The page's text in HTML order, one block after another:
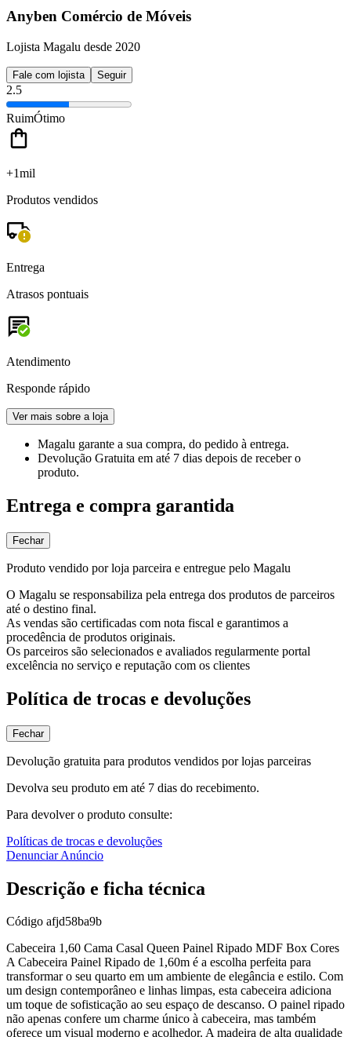
Anyben Comércio de Móveis
Lojista Magalu desde 2020
Fale com lojista Seguir
2.5
RuimÓtimo
+1mil
Produtos vendidos
Entrega
Atrasos pontuais
Atendimento
Responde rápido
Ver mais sobre a loja
Magalu garante a sua compra, do pedido à entrega.
Devolução Gratuita em até 7 dias depois de receber o
produto.
Entrega e compra garantida
Fechar
Produto vendido por loja parceira e entregue pelo Magalu
O Magalu se responsabiliza pela entrega dos produtos de parceiros
até o destino final.
As vendas são certificadas com nota fiscal e garantimos a
procedência de produtos originais.
Os parceiros são selecionados e avaliados regularmente portal
excelência no serviço e reputação com os clientes
Política de trocas e devoluções
Fechar
Devolução gratuita para produtos vendidos por lojas parceiras
Devolva seu produto em até 7 dias do recebimento.
Para devolver o produto consulte:
Políticas de trocas e devoluções
Denunciar Anúncio
Descrição e ficha técnica
Código afjd58ba9b
Cabeceira 1,60 Cama Casal Queen Painel Ripado MDF Box Cores
A Cabeceira Painel Ripado de 1,60m é a escolha perfeita para
transformar o seu quarto em um ambiente de elegância e estilo. Com
um design contemporâneo e linhas limpas, esta cabeceira adiciona
um toque de sofisticação ao seu espaço de descanso. O painel ripado
não apenas confere um charme único à cabeceira, mas também
oferece um visual moderno e acolhedor. A madeira de alta qualidade